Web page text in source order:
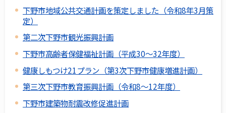
下野市地域公共交通計画を策定しました（令和8年3月策
定）
第二次下野市観光振興計画
下野市高齢者保健福祉計画（平成30～32年度）
健康しもつけ21プラン（第3次下野市健康増進計画）
第三次下野市教育振興計画（令和8～12年度）
下野市建築物耐震改修促進計画